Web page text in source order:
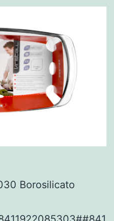
Borosilicato